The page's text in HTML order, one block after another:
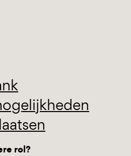
rol?